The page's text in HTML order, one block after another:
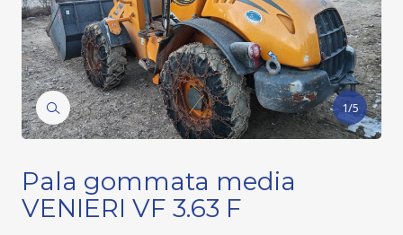
1/5
Pala gommata media
VENIERI VF 3.63 F